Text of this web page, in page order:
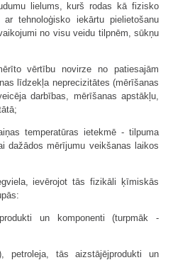
lielums, kurš rodas kā fizisko
tehnoloģisko iekārtu pielietošanu
no visu veidu tilpnēm, sūkņu
vērtību novirze no patiesajām
līdzekļa neprecizitātes (mērīšanas
darbības, mērīšanas apstākļu,
temperatūras ietekmē - tilpuma
dažādos mērījumu veikšanas laikos
ievērojot tās fizikāli ķīmiskās
un komponenti (turpmāk -
petroleja, tās aizstājējprodukti un